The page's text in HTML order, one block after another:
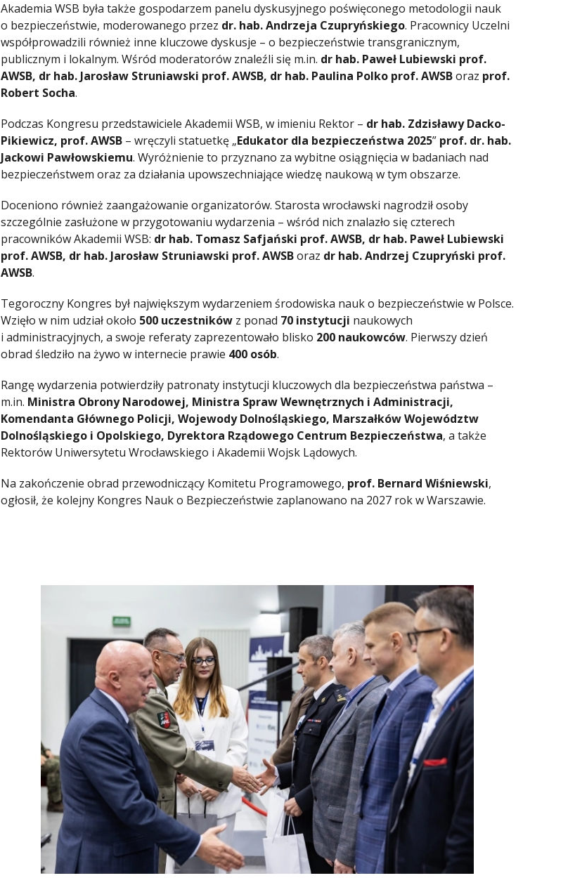
Akademia WSB była także gospodarzem panelu dyskusyjnego poświęconego metodologii nauk
o bezpieczeństwie, moderowanego przez dr. hab. Andrzeja Czupryńskiego. Pracownicy Uczelni
współprowadzili również inne kluczowe dyskusje – o bezpieczeństwie transgranicznym,
publicznym i lokalnym. Wśród moderatorów znaleźli się m.in. dr hab. Paweł Lubiewski prof.
AWSB, dr hab. Jarosław Struniawski prof. AWSB, dr hab. Paulina Polko prof. AWSBoraz prof.
Robert Socha.
Podczas Kongresu przedstawiciele Akademii WSB, w imieniu Rektor – dr hab. Zdzisławy Dacko-
Pikiewicz, prof. AWSB – wręczyli statuetkę „Edukator dla bezpieczeństwa 2025” prof. dr. hab.
Jackowi Pawłowskiemu. Wyróżnienie to przyznano za wybitne osiągnięcia w badaniach nad
bezpieczeństwem oraz za działania upowszechniające wiedzę naukową w tym obszarze.
Doceniono również zaangażowanie organizatorów. Starosta wrocławski nagrodził osoby
szczególnie zasłużone w przygotowaniu wydarzenia – wśród nich znalazło się czterech
pracowników Akademii WSB: dr hab. Tomasz Safjański prof. AWSB, dr hab. Paweł Lubiewski
prof. AWSB, dr hab. Jarosław Struniawski prof. AWSBoraz dr hab. Andrzej Czupryński prof.
AWSB.
Tegoroczny Kongres był największym wydarzeniem środowiska nauk o bezpieczeństwie w Polsce.
Wzięło w nim udział około 500 uczestników z ponad 70 instytucji naukowych
i administracyjnych, a swoje referaty zaprezentowało blisko 200 naukowców. Pierwszy dzień
obrad śledziło na żywo w internecie prawie 400 osób.
Rangę wydarzenia potwierdziły patronaty instytucji kluczowych dla bezpieczeństwa państwa –
m.in. Ministra Obrony Narodowej, Ministra Spraw Wewnętrznych i Administracji,
Komendanta Głównego Policji, Wojewody Dolnośląskiego, Marszałków Województw
Dolnośląskiego i Opolskiego, Dyrektora Rządowego Centrum Bezpieczeństwa, a także
Rektorów Uniwersytetu Wrocławskiego i Akademii Wojsk Lądowych.
Na zakończenie obrad przewodniczący Komitetu Programowego, prof. Bernard Wiśniewski,
ogłosił, że kolejny Kongres Nauk o Bezpieczeństwie zaplanowano na 2027 rok w Warszawie.